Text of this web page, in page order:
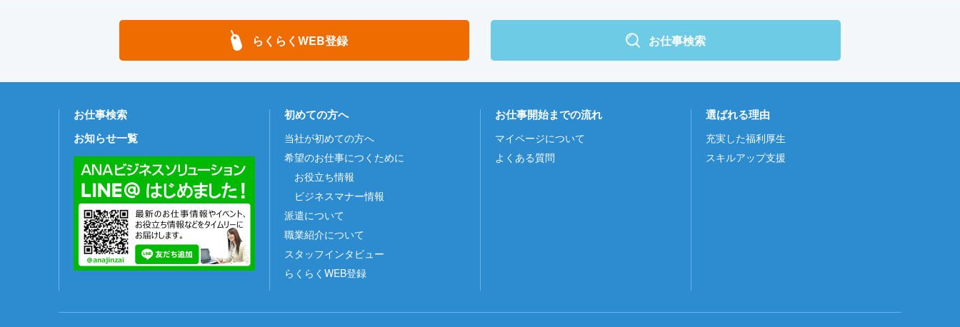
らくらくWEB登録 お仕事検索
お仕事検索
お知らせ一覧
初めての方へ
当社が初めての方へ
希望のお仕事につくために
お役立ち情報
ビジネスマナー情報
派遣について
職業紹介について
スタッフインタビュー
らくらくWEB登録
お仕事開始までの流れ
マイページについて
よくある質問
選ばれる理由
充実した福利厚生
スキルアップ支援